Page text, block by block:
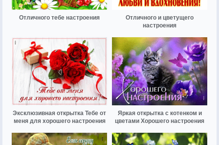
Отличного тебе настроения
Отличного и цветущего
настроения
Эксклюзивная открытка Тебе от
меня для хорошего настроения
Яркая открытка с котенком и
цветами Хорошего настроения